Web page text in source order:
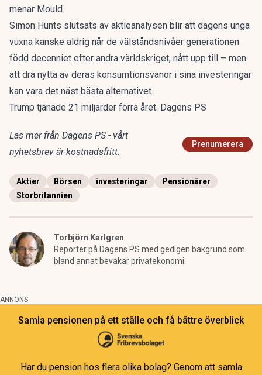
menar Mould.
Simon Hunts slutsats av aktieanalysen blir att dagens unga
vuxna kanske aldrig når de välståndsnivåer generationen
född decenniet efter andra världskriget, nått upp till – men
att dra nytta av deras konsumtionsvanor i sina investeringar
kan vara det näst bästa alternativet.
Trump tjänade 21 miljarder förra året. Dagens PS
Läs mer från Dagens PS - vårt
nyhetsbrev är kostnadsfritt:
Prenumerera
Aktier Börsen investeringar
Pensionärer
Storbritannien
Torbjörn Karlgren
Reporter på Dagens PS med gedigen bakgrund som
bland annat bevakar privatekonomi.
ANNONS
Samla pensionen på ett ställe och få bättre överblick
Har du pension hos flera olika bolag? Genom att samla